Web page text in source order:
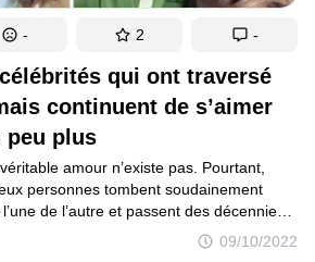
qui ont traversé
continuent de s’aimer
peu plus
09/10/2022
amour n’existe pas. Pourtant,
personnes tombent soudainement
de l’autre et passent des décennies
aller voir ailleurs. Même certaines stars
jusqu’à la fin, car elles n’ont besoin
- 2 -